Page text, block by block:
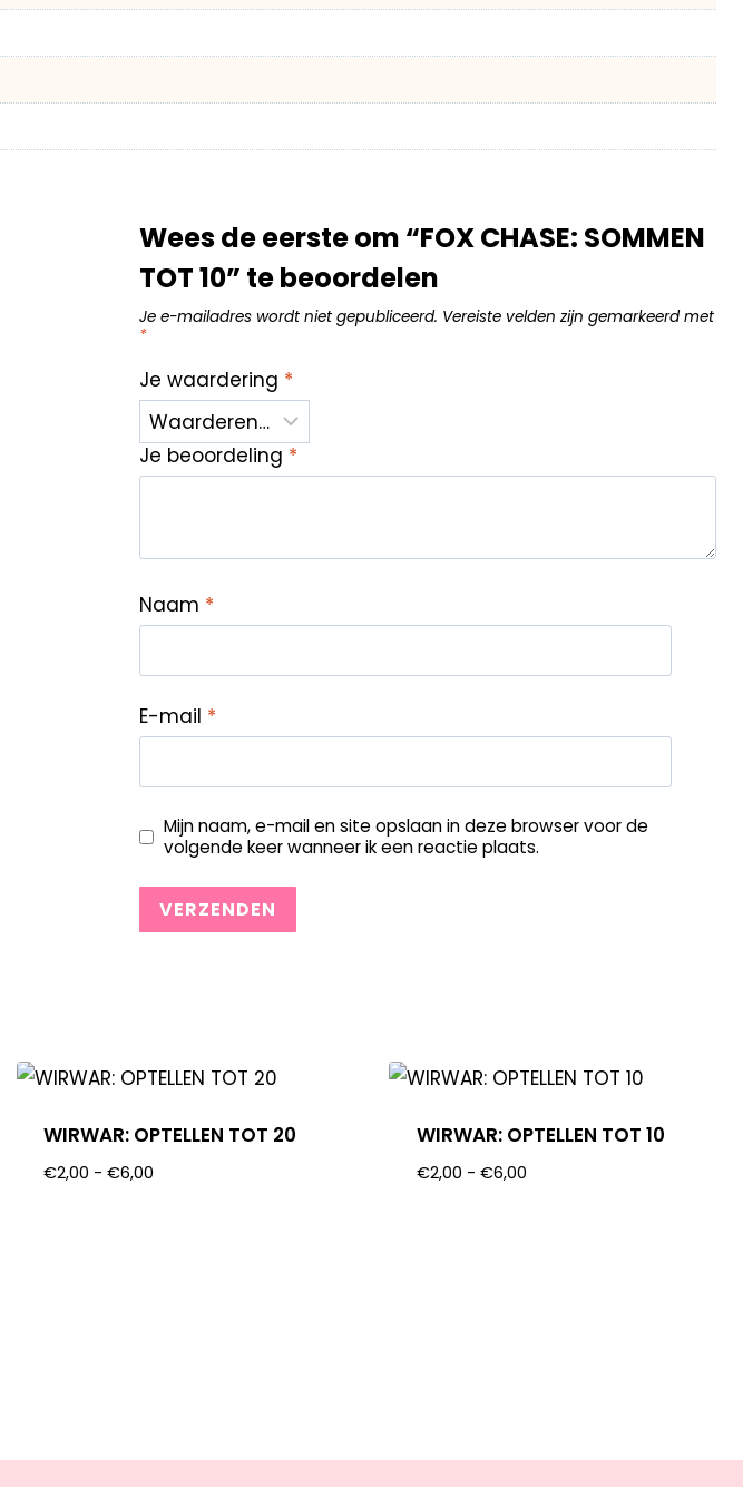
Wees de eerste om “FOX CHASE: SOMMEN
TOT 10” te beoordelen
Je e-mailadres wordt niet gepubliceerd. Vereiste velden zijn gemarkeerd met
*
Je waardering *
Je beoordeling *
Naam *
E-mail *
Mijn naam, e-mail en site opslaan in deze browser voor de
volgende keer wanneer ik een reactie plaats.
WIRWAR: OPTELLEN TOT 20
€2,00 - €6,00
WIRWAR: OPTELLEN TOT 10
€2,00 - €6,00